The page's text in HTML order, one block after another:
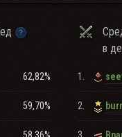
в
62,82%
59,70%
1.
2.